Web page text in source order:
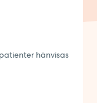
hänvisas